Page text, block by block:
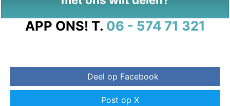
APP ONS! T. 06 - 574 71 321
Deel op Facebook
Post op X